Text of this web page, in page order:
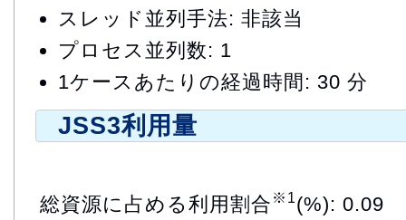
スレッド並列手法: 非該当
プロセス並列数: 1
1ケースあたりの経過時間: 30 分
JSS3利用量
総資源に占める利用割合 ※1 (%): 0.09